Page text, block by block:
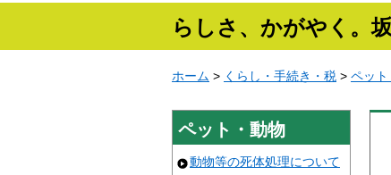
らしさ、かがやく。
ホーム > くらし・手続き・税 > ペット
ペット・動物
動物等の死体処理について